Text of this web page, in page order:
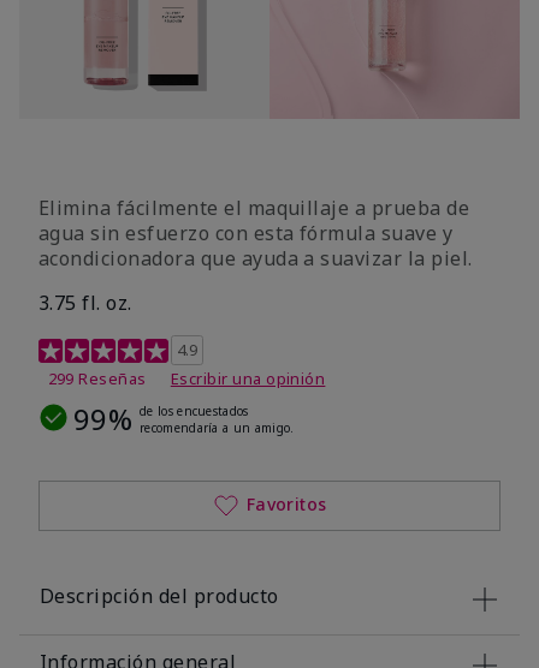
Elimina fácilmente el maquillaje a prueba de
agua sin esfuerzo con esta fórmula suave y
acondicionadora que ayuda a suavizar la piel.
3.75 fl. oz.
Calificación de clientes de 4,8 de 5
4.9
299 Reseñas
Escribir una opinión
99% de los encuestados
recomendaría a un amigo.
Favoritos
Descripción del producto
Información general